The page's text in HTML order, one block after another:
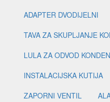
ADAPTER DVODIJELNI
TAVA ZA SKUPLJANJE
LULA ZA ODVOD
INSTALACIJSKA KUTIJA
ZAPORNI VENTIL